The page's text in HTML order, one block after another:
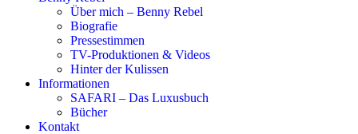
Über mich – Benny Rebel
Biografie
Pressestimmen
TV-Produktionen & Videos
Hinter der Kulissen
Informationen
SAFARI – Das Luxusbuch
Bücher
Kontakt